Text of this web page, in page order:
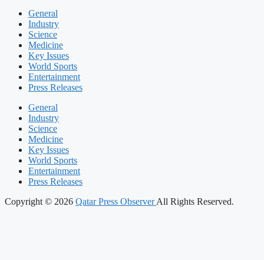
General
Industry
Science
Medicine
Key Issues
World Sports
Entertainment
Press Releases
General
Industry
Science
Medicine
Key Issues
World Sports
Entertainment
Press Releases
Copyright © 2026 Qatar Press ObserverAll Rights Reserved.